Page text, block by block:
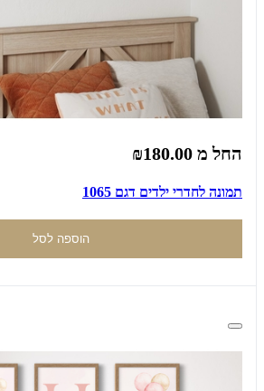
החל מ ₪180.00
תמונה לחדרי ילדים דגם 1065
הוספה לסל